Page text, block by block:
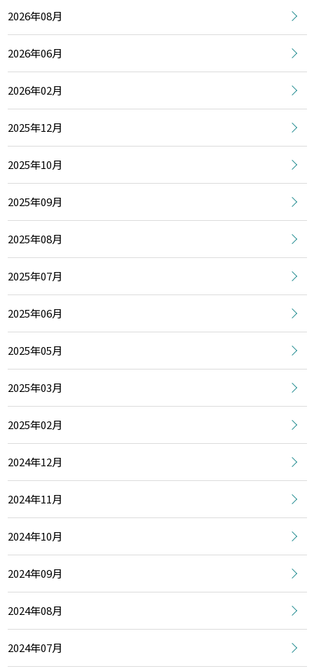
2026年08月
2026年06月
2026年02月
2025年12月
2025年10月
2025年09月
2025年08月
2025年07月
2025年06月
2025年05月
2025年03月
2025年02月
2024年12月
2024年11月
2024年10月
2024年09月
2024年08月
2024年07月